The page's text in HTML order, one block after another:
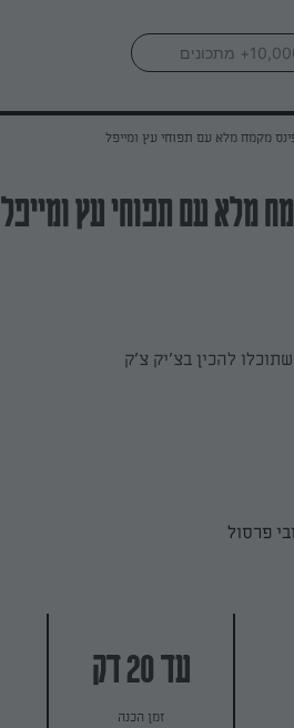
מקמח מלא עם תפוחי עץ ומייפל
מלא עם תפוחי עץ ומייפל
להכין בצ'יק צ'ק
פרסול
עד 20 דק
זמן הכנה